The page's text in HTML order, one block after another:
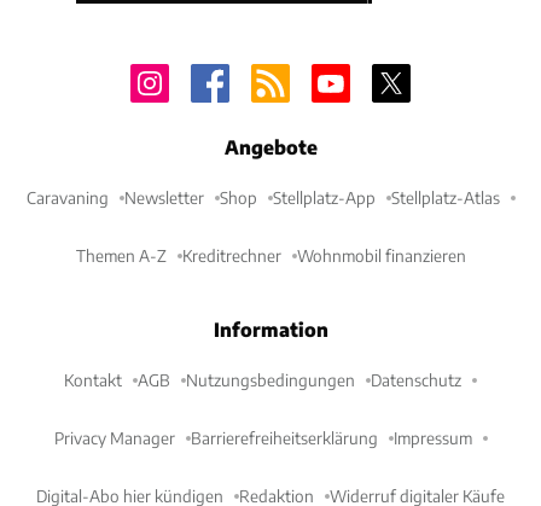
Angebote
Caravaning Newsletter Shop Stellplatz-App Stellplatz-Atlas
Themen A-Z Kreditrechner Wohnmobil finanzieren
Information
Kontakt AGB Nutzungsbedingungen Datenschutz
Privacy Manager Barrierefreiheitserklärung Impressum
Digital-Abo hier kündigen Redaktion Widerruf digitaler Käufe